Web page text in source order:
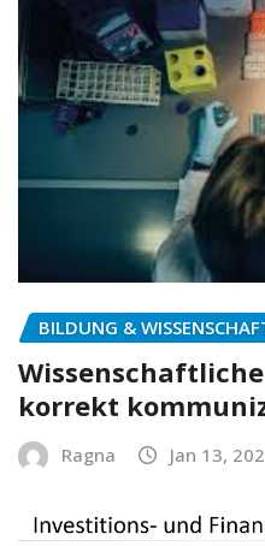
BILDUNG &
korrekt
Ragna Jan 13,